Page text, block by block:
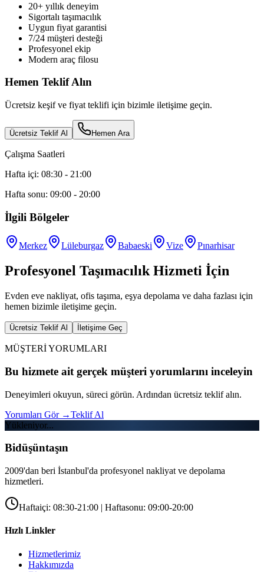
20+ yıllık deneyim
Sigortalı taşımacılık
Uygun fiyat garantisi
7/24 müşteri desteği
Profesyonel ekip
Modern araç filosu
Hemen Teklif Alın
Ücretsiz keşif ve fiyat teklifi için bizimle iletişime geçin.
Ücretsiz Teklif Al Hemen Ara
Çalışma Saatleri
Hafta içi: 08:30 - 21:00
Hafta sonu: 09:00 - 20:00
İlgili Bölgeler
Merkez Lüleburgaz Babaeski Vize Pınarhisar
Profesyonel Taşımacılık Hizmeti İçin
Evden eve nakliyat, ofis taşıma, eşya depolama ve daha fazlası için
hemen bizimle iletişime geçin.
Ücretsiz Teklif Al İletişime Geç
MÜŞTERİ YORUMLARI
Bu hizmete ait gerçek müşteri yorumlarını inceleyin
Deneyimleri okuyun, süreci görün. Ardından ücretsiz teklif alın.
Yorumları Gör →Teklif Al
Yükleniyor...
Bidüşüntaşın
2009'dan beri İstanbul'da profesyonel nakliyat ve depolama
hizmetleri.
Haftaiçi: 08:30-21:00 | Haftasonu: 09:00-20:00
Hızlı Linkler
Hizmetlerimiz
Hakkımızda